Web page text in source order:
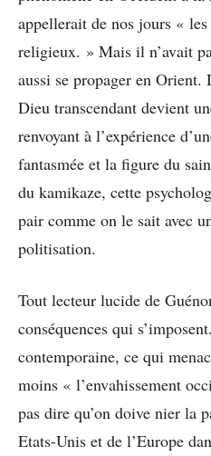
appellerait de nos jours «
religieux. » Mais il n’avait
aussi se propager en
Dieu transcendant devient
renvoyant à l’expérience
fantasmée et la figure du
du kamikaze, cette
pair comme on le sait avec
politisation.
Tout lecteur lucide de
conséquences qui
contemporaine, ce qui
moins « l’envahissement
pas dire qu’on doive nier la
Etats-Unis et de l’Europe